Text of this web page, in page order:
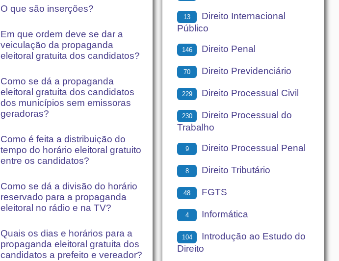
O que são inserções?
Em que ordem deve se dar a
veiculação da propaganda
eleitoral gratuita dos candidatos?
Como se dá a propaganda
eleitoral gratuita dos candidatos
dos municípios sem emissoras
geradoras?
Como é feita a distribuição do
tempo do horário eleitoral gratuito
entre os candidatos?
Como se dá a divisão do horário
reservado para a propaganda
eleitoral no rádio e na TV?
Quais os dias e horários para a
propaganda eleitoral gratuita dos
candidatos a prefeito e vereador?
13
Direito Internacional
Público
146 Direito Penal
70 Direito Previdenciário
229 Direito Processual Civil
230
Direito Processual do
Trabalho
9 Direito Processual Penal
8 Direito Tributário
48 FGTS
4 Informática
104
Introdução ao Estudo do
Direito